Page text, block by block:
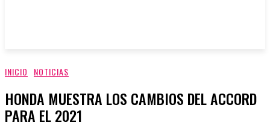
INICIO NOTICIAS
HONDA MUESTRA LOS CAMBIOS DEL ACCORD
PARA EL 2021